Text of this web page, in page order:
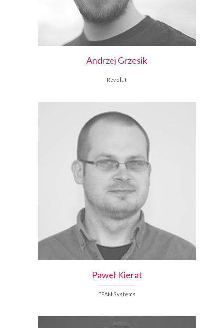
Andrzej Grzesik
Revolut
Paweł Kierat
EPAM Systems